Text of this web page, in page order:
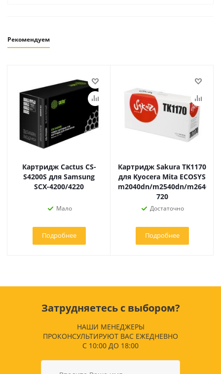
Рекомендуем
Картридж Cactus CS-
S4200S для Samsung
SCX-4200/4220
Мало
Подробнее
Картридж Sakura TK1170
для Kyocera Mita ECOSYS
m2040dn/m2540dn/
720
Достаточно
Подробнее
Затрудняетесь с выбором?
НАШИ МЕНЕДЖЕРЫ
ПРОКОНСУЛЬТИРУЮТ ВАС ЕЖЕДНЕВНО
С 10:00 ДО 18:00